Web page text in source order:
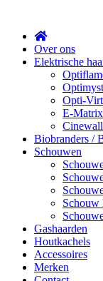
Over ons
Elektrische
Opti-
E-
Cinewall
Biobranders /
Schouwen
Schouw
Gashaarden
Houtkachels
Accessoires
Merken